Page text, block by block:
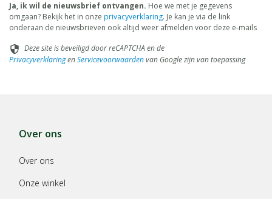
Ja, ik wil de nieuwsbrief ontvangen. Hoe we met je gegevens
omgaan? Bekijk het in onze privacyverklaring. Je kan je via de link
onderaan de nieuwsbrieven ook altijd weer afmelden voor deze e-mails
security Deze site is beveiligd door reCAPTCHA en de
PrivacyverklaringenServicevoorwaardenvan Google zijn van toepassing
Over ons
Over ons
Onze winkel